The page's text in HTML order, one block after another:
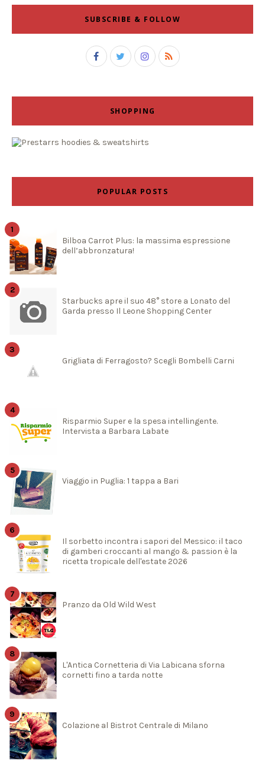
SUBSCRIBE & FOLLOW
SHOPPING
POPULAR POSTS
Bilboa Carrot Plus: la massima espressione
dell’abbronzatura!
Starbucks apre il suo 48° store a Lonato del
Garda presso Il Leone Shopping Center
Grigliata di Ferragosto? Scegli Bombelli Carni
Risparmio Super e la spesa intellingente.
Intervista a Barbara Labate
Viaggio in Puglia: 1 tappa a Bari
Il sorbetto incontra i sapori del Messico: il taco
di gamberi croccanti al mango & passion è la
ricetta tropicale dell'estate 2026
Pranzo da Old Wild West
L'Antica Cornetteria di Via Labicana sforna
cornetti fino a tarda notte
Colazione al Bistrot Centrale di Milano